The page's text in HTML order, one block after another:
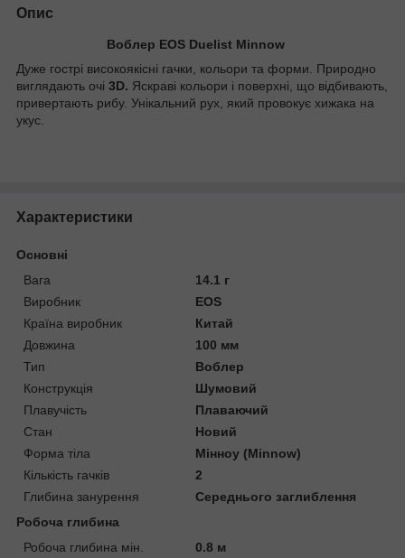
Опис
Воблер EOS Duelist Minnow
Дуже гострі високоякісні гачки , кольори та форми. Природно
виглядають очі 3D. Яскраві кольори і поверхні, що відбивають,
привертають рибу. Унікальний рух, який провокує хижака на
укус.
Характеристики
Основні
Вага
14.1 г
Виробник
EOS
Країна виробник
Китай
Довжина
100 мм
Тип
Воблер
Конструкція
Шумовий
Плавучість
Плаваючий
Стан
Новий
Форма тіла
Мінноу (Minnow)
Кількість гачків
2
Глибина занурення
Середнього заглиблення
Робоча глибина
Робоча глибина мін.
0.8 м